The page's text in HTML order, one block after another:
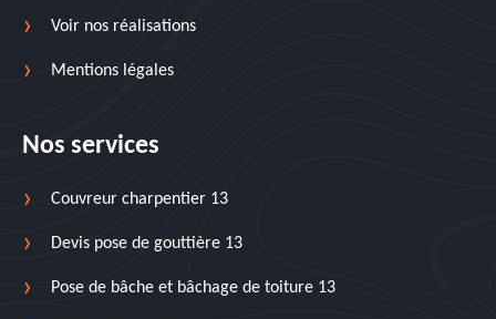
Voir nos réalisations
Mentions légales
Nos services
Couvreur charpentier 13
Devis pose de gouttière 13
Pose de bâche et bâchage de toiture 13